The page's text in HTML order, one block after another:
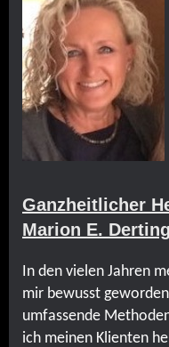
Ganzheitlicher
Marion E.
In den vielen Jahren
mir bewusst
umfassende
ich meinen Klienten